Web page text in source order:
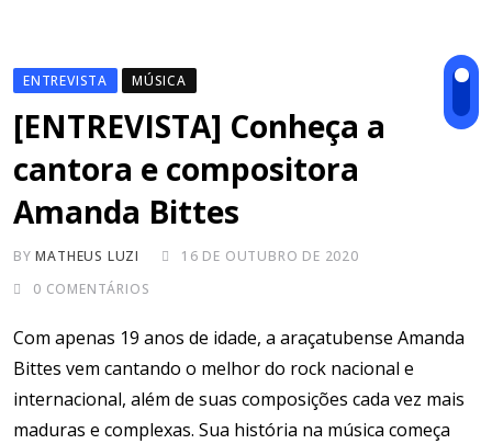
ENTREVISTA MÚSICA
[ENTREVISTA] Conheça a
cantora e compositora
Amanda Bittes
BYMATHEUS LUZI
16 DE OUTUBRO DE 2020
0 COMENTÁRIOS
Com apenas 19 anos de idade, a araçatubense Amanda
Bittes vem cantando o melhor do rock nacional e
internacional, além de suas composições cada vez mais
maduras e complexas. Sua história na música começa